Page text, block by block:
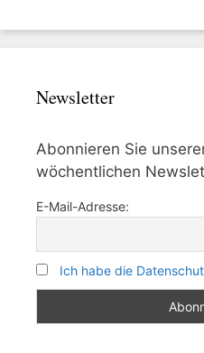
Newsletter
Abonnieren Sie
wöchentlichen
E-Mail-Adresse:
Ich habe die